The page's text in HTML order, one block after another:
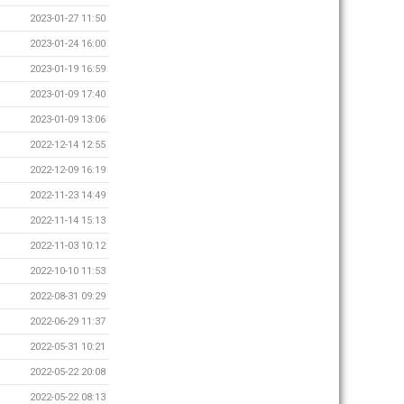
2023-01-27 11:50
2023-01-24 16:00
2023-01-19 16:59
2023-01-09 17:40
2023-01-09 13:06
2022-12-14 12:55
2022-12-09 16:19
2022-11-23 14:49
2022-11-14 15:13
2022-11-03 10:12
2022-10-10 11:53
2022-08-31 09:29
2022-06-29 11:37
2022-05-31 10:21
2022-05-22 20:08
2022-05-22 08:13